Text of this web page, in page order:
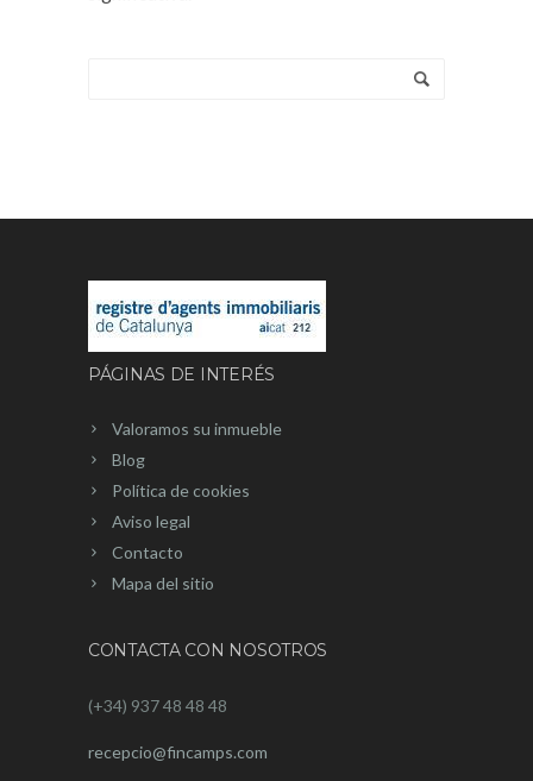
PÁGINAS DE INTERÉS
Valoramos su inmueble
Blog
Política de cookies
Aviso legal
Contacto
Mapa del sitio
CONTACTA CON NOSOTROS
(+34) 937 48 48 48
recepcio@fincamps.com